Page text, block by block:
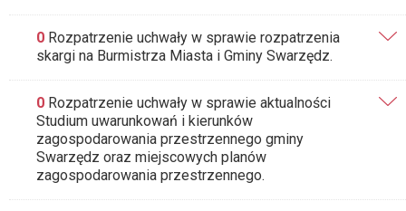
0 Rozpatrzenie uchwały w sprawie rozpatrzenia
skargi na Burmistrza Miasta i Gminy Swarzędz.
0 Rozpatrzenie uchwały w sprawie aktualności
Studium uwarunkowań i kierunków
zagospodarowania przestrzennego gminy
Swarzędz oraz miejscowych planów
zagospodarowania przestrzennego.